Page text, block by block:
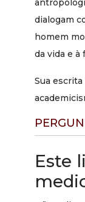
dialogam
homem
da vida e à
Sua
Este